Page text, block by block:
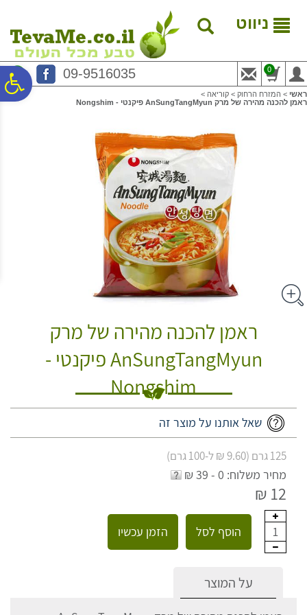
נגישות
המרכזי
ניווט
09-9516035 0
ראשי > המזרח הרחוק > קוריאה >
ראמן להכנה מהירה של מרק AnSungTangMyun פיקנטי - Nongshim
ראמן להכנה מהירה של מרק
AnSungTangMyun פיקנטי -
Nongshim
שאל אותנו על מוצר זה
125 גרם (9.60 ₪ ל-100 גרם)
מחיר משלוח: 0 - 39 ₪
12 ₪
1 הוסף לסל הזמן עכשיו
על המוצר